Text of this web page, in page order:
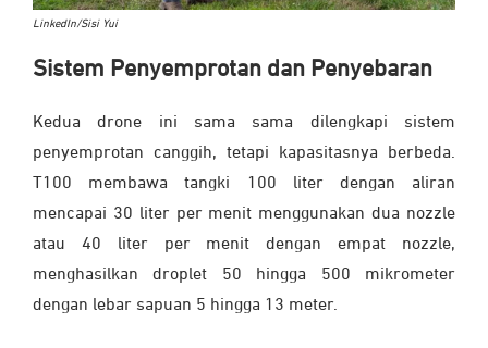
LinkedIn/Sisi Yui
Sistem Penyemprotan dan Penyebaran
Kedua drone ini sama sama dilengkapi sistem
penyemprotan canggih, tetapi kapasitasnya berbeda.
T100 membawa tangki 100 liter dengan aliran
mencapai 30 liter per menit menggunakan dua nozzle
atau 40 liter per menit dengan empat nozzle,
menghasilkan droplet 50 hingga 500 mikrometer
dengan lebar sapuan 5 hingga 13 meter.